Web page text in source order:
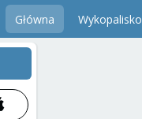
Główna Wykopalisko